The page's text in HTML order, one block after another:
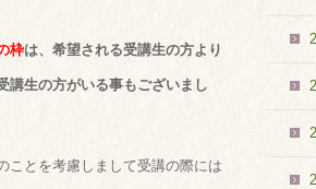
枠は、希望される受講生の方より
講生の方がいる事もございまし
ことを考慮しまして受講の際には